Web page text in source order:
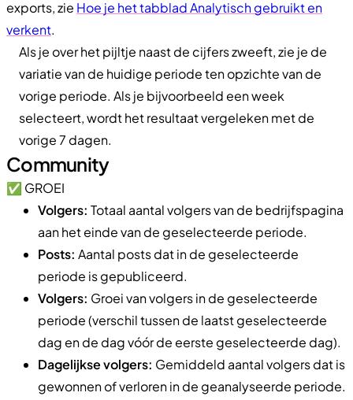
exports, zie Hoe je het tabblad Analytisch gebruikt en
verkent.
Als je over het pijltje naast de cijfers zweeft, zie je de
variatie van de huidige periode ten opzichte van de
vorige periode. Als je bijvoorbeeld een week
selecteert, wordt het resultaat vergeleken met de
vorige 7 dagen.
Community
✅ GROEI
Volgers: Totaal aantal volgers van de bedrijfspagina
aan het einde van de geselecteerde periode.
Posts: Aantal posts dat in de geselecteerde
periode is gepubliceerd.
Volgers: Groei van volgers in de geselecteerde
periode (verschil tussen de laatst geselecteerde
dag en de dag vóór de eerste geselecteerde dag).
Dagelijkse volgers: Gemiddeld aantal volgers dat is
gewonnen of verloren in de geanalyseerde periode.